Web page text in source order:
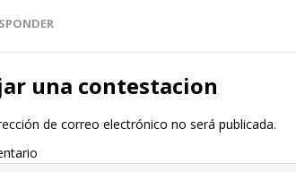
una contestacion
de correo electrónico no será publicada.